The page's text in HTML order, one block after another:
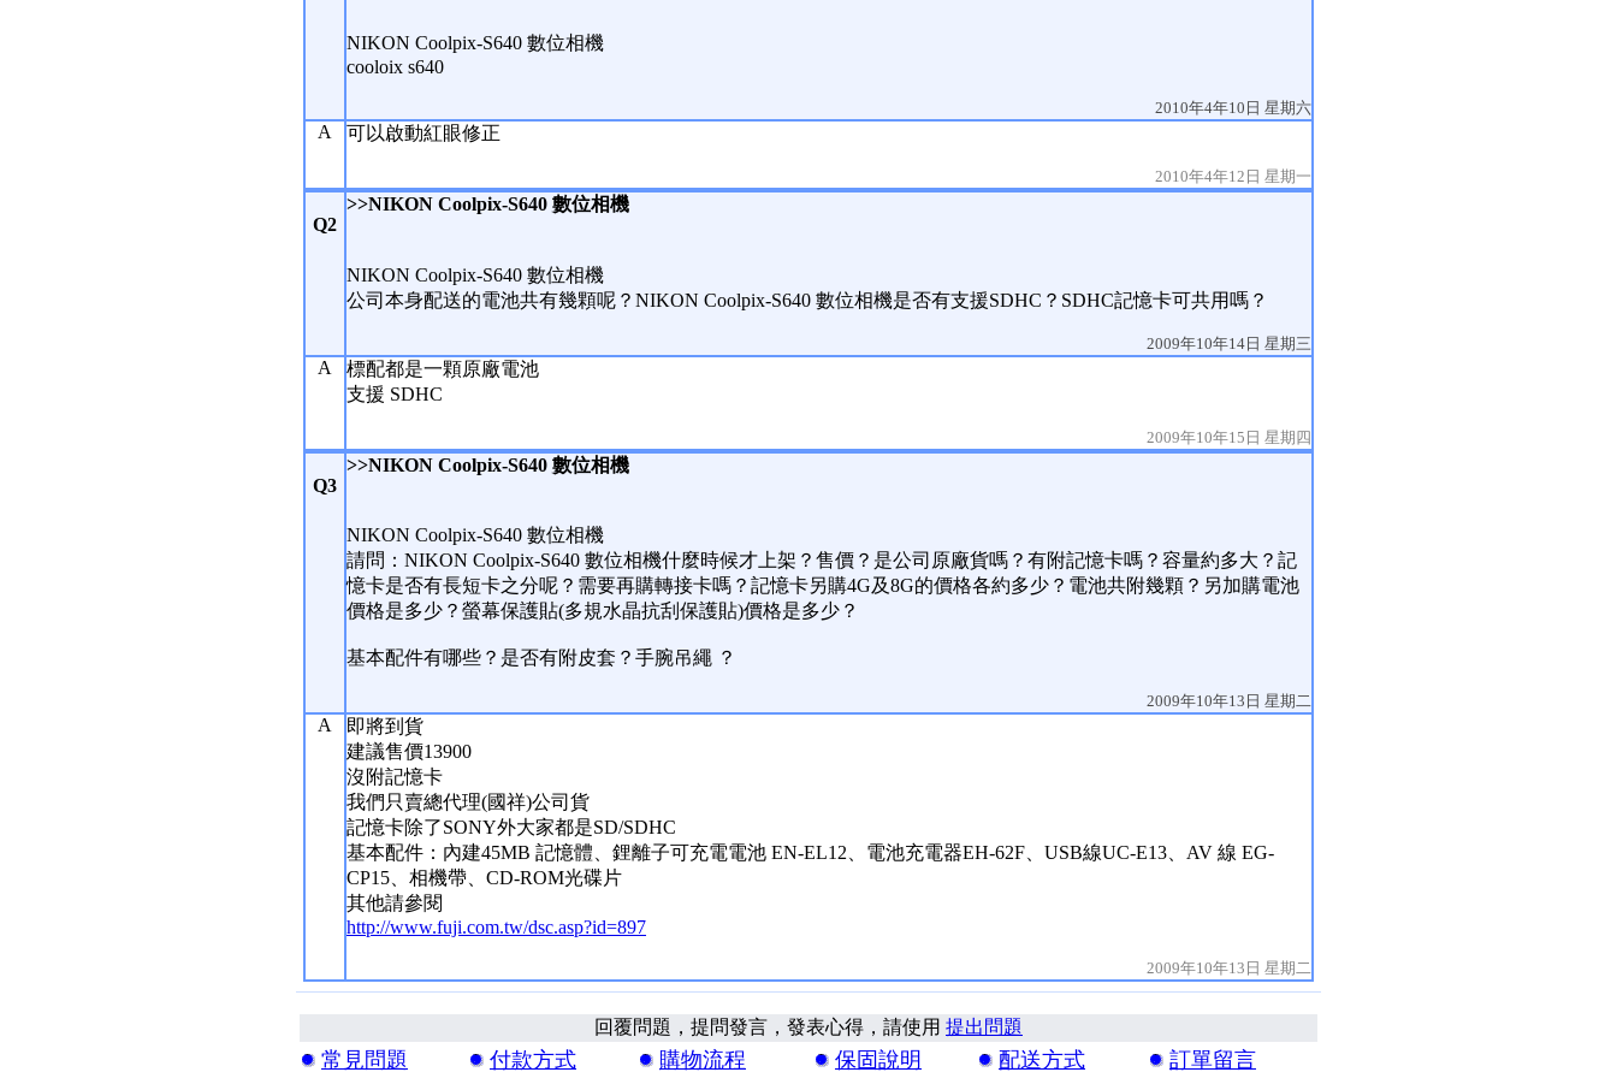
NIKON Coolpix-S640 數位相機
cooloix s640
2010年4年10日 星期六
A 可以啟動紅眼修正
2010年4年12日 星期一
Q2
>>NIKON Coolpix-S640 數位相機
NIKON Coolpix-S640 數位相機
公司本身配送的電池共有幾顆呢？NIKON Coolpix-S640 數位相機是否有支援SDHC？SDHC記憶卡可共用嗎？
2009年10年14日 星期三
A
標配都是一顆原廠電池
支援 SDHC
2009年10年15日 星期四
Q3
>>NIKON Coolpix-S640 數位相機
NIKON Coolpix-S640 數位相機
請問：NIKON Coolpix-S640 數位相機什麼時候才上架？售價？是公司原廠貨嗎？有附記憶卡嗎？容量約多大？記
憶卡是否有長短卡之分呢？需要再購轉接卡嗎？記憶卡另購4G及8G的價格各約多少？電池共附幾顆？另加購電池
價格是多少？螢幕保護貼(多規水晶抗刮保護貼)價格是多少？
基本配件有哪些？是否有附皮套？手腕吊繩 ？
2009年10年13日 星期二
A
即將到貨
建議售價13900
沒附記憶卡
我們只賣總代理(國祥)公司貨
記憶卡除了SONY外大家都是SD/SDHC
基本配件：內建45MB 記憶體、鋰離子可充電電池 EN-EL12、電池充電器EH-62F、USB線UC-E13、AV 線 EG-
CP15、相機帶、CD-ROM光碟片
其他請參閱
http://www.fuji.com.tw/dsc.asp?id=897
2009年10年13日 星期二
回覆問題，提問發言，發表心得，請使用 提出問題
常見問題 付款方式 購物流程 保固說明 配送方式 訂單留言